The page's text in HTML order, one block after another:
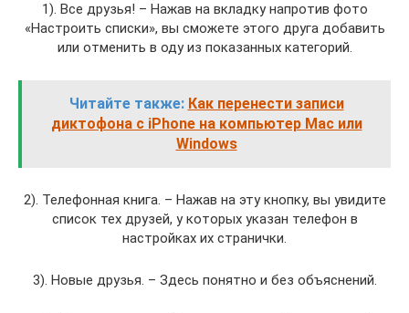
1). Все друзья! – Нажав на вкладку напротив фото
«Настроить списки», вы сможете этого друга добавить
или отменить в оду из показанных категорий.
Читайте также: Как перенести записи
диктофона с iPhone на компьютер Mac или
Windows
2). Телефонная книга. – Нажав на эту кнопку, вы увидите
список тех друзей, у которых указан телефон в
настройках их странички.
3). Новые друзья. – Здесь понятно и без объяснений.